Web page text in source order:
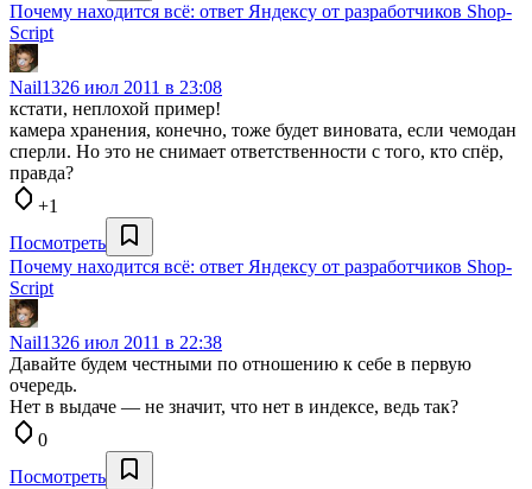
Почему находится всё: ответ Яндексу от разработчиков Shop-
Script
Nail1326 июл 2011 в 23:08
кстати, неплохой пример!
камера хранения, конечно, тоже будет виновата, если чемодан
сперли. Но это не снимает ответственности с того, кто спёр,
правда?
+1
Посмотреть
Почему находится всё: ответ Яндексу от разработчиков Shop-
Script
Nail1326 июл 2011 в 22:38
Давайте будем честными по отношению к себе в первую
очередь.
Нет в выдаче — не значит, что нет в индексе, ведь так?
0
Посмотреть